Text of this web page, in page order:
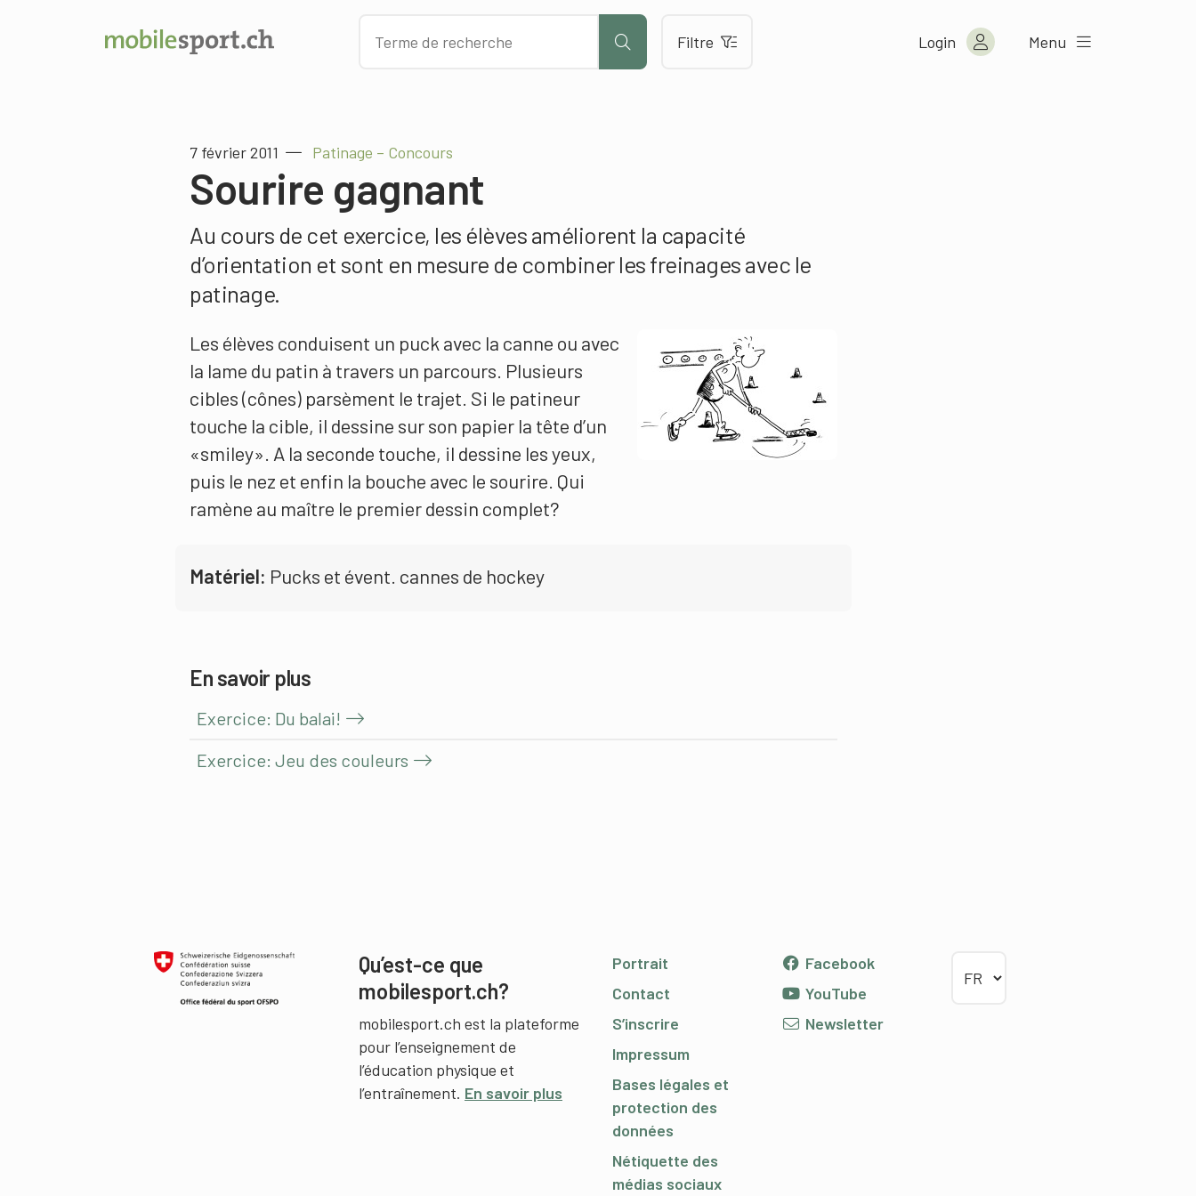
Filtre Login Menu
7 février 2011 Patinage – Concours
Sourire gagnant
Au cours de cet exercice, les élèves améliorent la capacité
d’orientation et sont en mesure de combiner les freinages avec le
patinage.
Les élèves conduisent un puck avec la canne ou avec
la lame du patin à travers un parcours. Plusieurs
cibles (cônes) parsèment le trajet. Si le patineur
touche la cible, il dessine sur son papier la tête d’un
«smiley». A la seconde touche, il dessine les yeux,
puis le nez et enfin la bouche avec le sourire. Qui
ramène au maître le premier dessin complet?
Matériel: Pucks et évent. cannes de hockey
En savoir plus
Exercice: Du balai!
Exercice: Jeu des couleurs
Qu’est-ce que
mobilesport.ch?
mobilesport.ch est la plateforme
pour l’enseignement de
l’éducation physique et
l’entraînement. En savoir plus
Portrait
Contact
S’inscrire
Impressum
Bases légales et
protection des
données
Nétiquette des
médias sociaux
Facebook
YouTube
Newsletter